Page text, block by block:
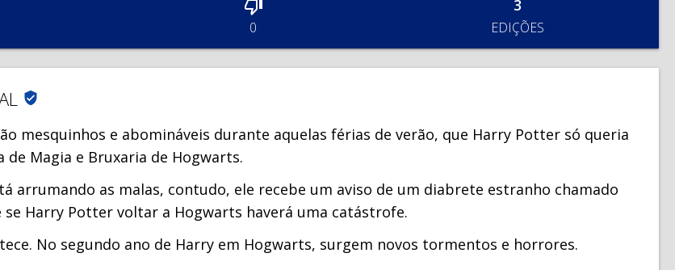
0
3
EDIÇÕES
verified_user
mesquinhos e abomináveis durante aquelas férias de verão, que Harry Potter só queria
de Magia e Bruxaria de Hogwarts.
arrumando as malas, contudo, ele recebe um aviso de um diabrete estranho chamado
se Harry Potter voltar a Hogwarts haverá uma catástrofe.
No segundo ano de Harry em Hogwarts, surgem novos tormentos e horrores.